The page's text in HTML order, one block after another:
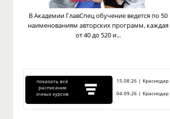
В Академии ГлавСпец обучение ведется по 50
наименованиям авторских программ, каждая
от 40 до 520 и...
показать всё
расписание
очных курсов
15.08.26 | Краснодар
04.09.26 | Краснодар